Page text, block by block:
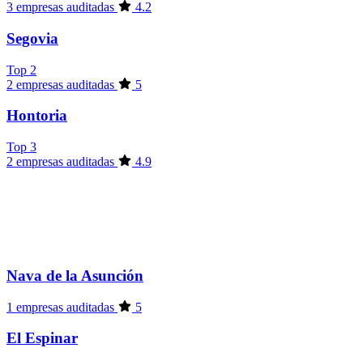
3 empresas auditadas 4.2
Segovia
Top 2
2 empresas auditadas
5
Hontoria
Top 3
2 empresas auditadas
4.9
Nava de la Asunción
1 empresas auditadas 5
El Espinar